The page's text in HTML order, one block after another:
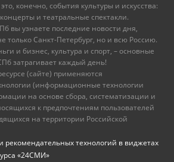
конечно, события культуры и искусства:
и театральные спектакли.
вы узнаете последние новости дня,
только Санкт-Петербург, но и всю Россию.
и бизнес, культура и спорт, – основные
затрагивает каждый день!
(сайте) применяются
(информационные технологии
на основе сбора, систематизации и
к предпочтениям пользователей
на территории Российской
технологий в виджетах
«24СМИ»